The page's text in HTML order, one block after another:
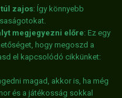
zajos: Így könnyebb
megjegyezni előre: Ez egy
hogy megoszd a
el kapcsolódó cikkünket:
magad, akkor is, ha még
és a játékosság sokkal